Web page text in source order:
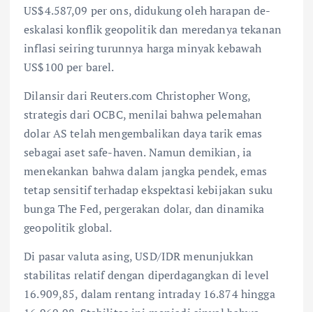
US$4.587,09 per ons, didukung oleh harapan de-
eskalasi konflik geopolitik dan meredanya tekanan
inflasi seiring turunnya harga minyak kebawah
US$100 per barel.
Dilansir dari Reuters.com Christopher Wong,
strategis dari OCBC, menilai bahwa pelemahan
dolar AS telah mengembalikan daya tarik emas
sebagai aset safe-haven. Namun demikian, ia
menekankan bahwa dalam jangka pendek, emas
tetap sensitif terhadap ekspektasi kebijakan suku
bunga The Fed, pergerakan dolar, dan dinamika
geopolitik global.
Di pasar valuta asing, USD/IDR menunjukkan
stabilitas relatif dengan diperdagangkan di level
16.909,85, dalam rentang intraday 16.874 hingga